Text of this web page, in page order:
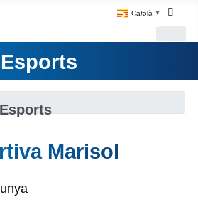
Català ▼
Esports
Marisol